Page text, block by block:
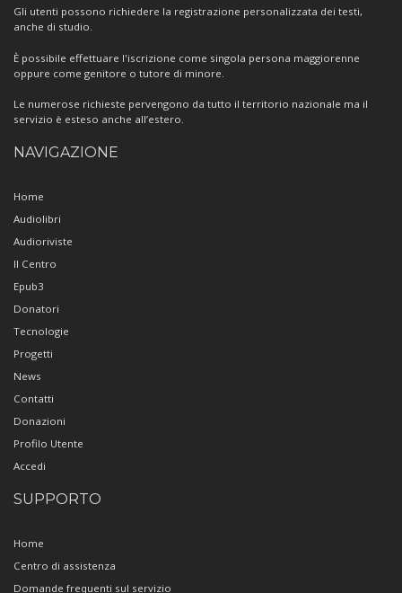
Gli utenti possono richiedere la registrazione personalizzata dei testi,
anche di studio.
È possibile effettuare l'iscrizione come singola persona maggiorenne
oppure come genitore o tutore di minore.
Le numerose richieste pervengono da tutto il territorio nazionale ma il
servizio è esteso anche all’estero.
NAVIGAZIONE
Home
Audiolibri
Audioriviste
Il Centro
Epub3
Donatori
Tecnologie
Progetti
News
Contatti
Donazioni
Profilo Utente
Accedi
SUPPORTO
Home
Centro di assistenza
Domande frequenti sul servizio